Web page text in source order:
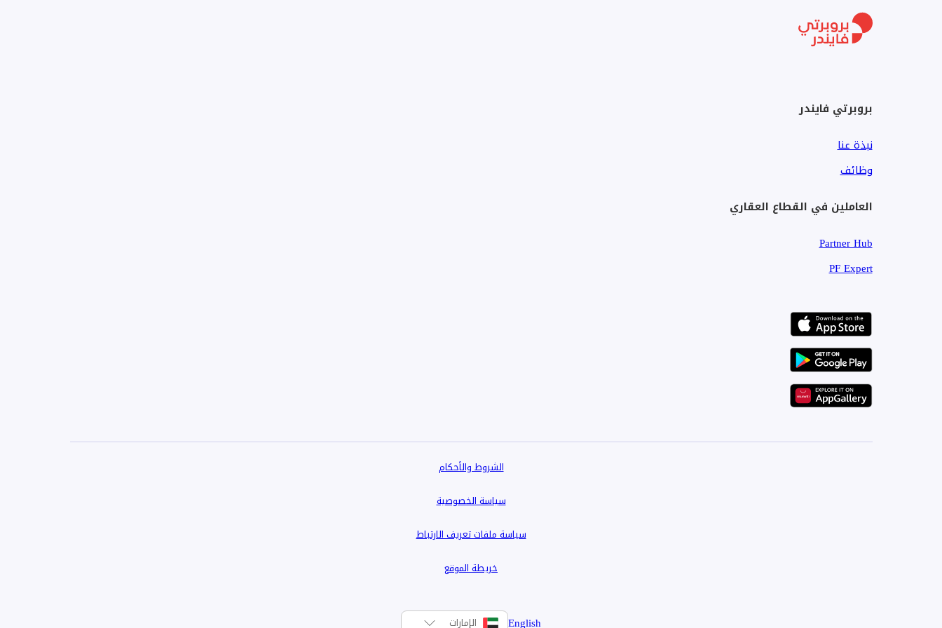
مضمار جري بطول 100 متر
مسبح إنفينيتي باجا بإطلالات رائعة
منطقة استرخاء
صالة اجتماعات عند المدخل
شرفة ذات مناظر طبيعية خلابة بإطلالات بانورامية
مساحة خارجية مظللة أماكن جلوس
استراحة للآباء
منطقة شواء مشتركة
سينما خارجية مع حديقة
الشقق السكنية المصممة بعناية فائقة، تتراوح بين استوديوهات وشقق بغرفة نوم واحدة أو غرفتين أو ثلاث غرف نوم.
يتميز المبنى بتصميمه المدروس، حيث يضم طابقين تحت الأرض، وطابقًا أرضيًا، وطابقين علويين، و19 طابقًا سكنيًا، بالإضافة
بروبرتي فايندر
نبذة عنا
وظائف
العاملين في القطاع العقاري
Partner Hub
PF Expert
الشروط والأحكام
سياسة الخصوصية
سياسة ملفات تعريف الارتباط
خريطة الموقع
English الإمارات